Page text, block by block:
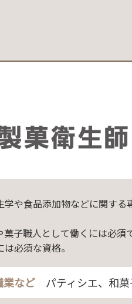
学や食品添加物などに関する
子職人として働くには必須
必須な資格。
業など パティシエ、和菓